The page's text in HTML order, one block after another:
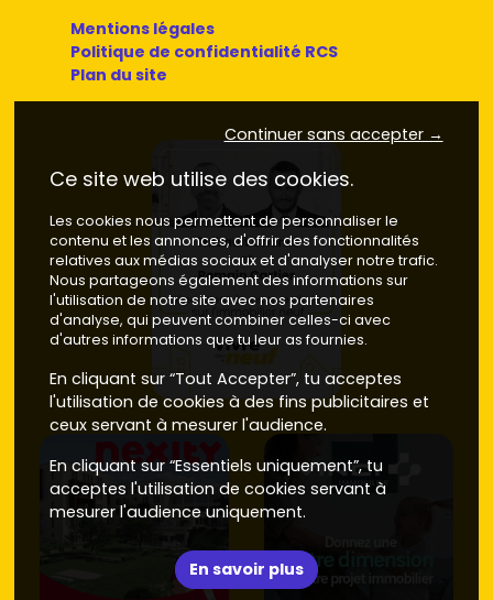
Mentions légales
Politique de confidentialité RCS
Plan du site
Continuer sans accepter →
Ce site web utilise des cookies.
Les cookies nous permettent de personnaliser le
contenu et les annonces, d'offrir des fonctionnalités
relatives aux médias sociaux et d'analyser notre trafic.
Nous partageons également des informations sur
l'utilisation de notre site avec nos partenaires
d'analyse, qui peuvent combiner celles-ci avec
d'autres informations que tu leur as fournies.
En cliquant sur “Tout Accepter”, tu acceptes
l'utilisation de cookies à des fins publicitaires et
ceux servant à mesurer l'audience.
En cliquant sur “Essentiels uniquement”, tu
acceptes l'utilisation de cookies servant à
mesurer l'audience uniquement.
En savoir plus